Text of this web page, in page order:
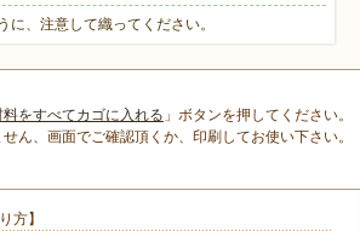
に、注意して織ってください。
料をすべてカゴに入れる 」ボタンを押してください。
ん、画面でご確認頂くか、印刷してお使い下さい。
方】